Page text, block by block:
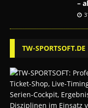
–
TW-SPORTSOFT.DE